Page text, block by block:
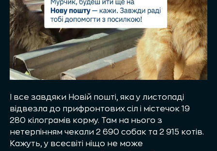
І все завдяки Новій пошті, яка у листопаді
відвезла до прифронтових сіл і містечок 19
280 кілограмів корму. Там на нього з
нетерпінням чекали 2 690 собак та 2 915 котів.
Кажуть, у всесвіті ніщо не може